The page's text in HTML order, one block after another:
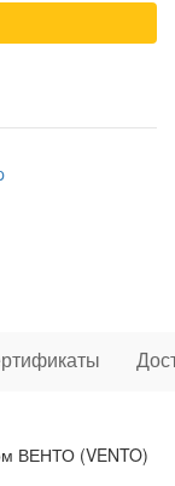
ВЕНТО (VENTO)